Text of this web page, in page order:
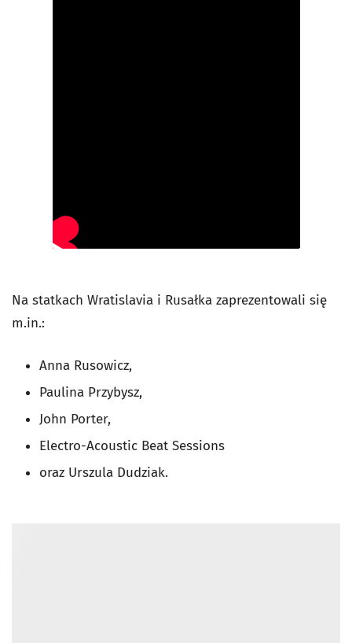
Na statkach Wratislavia i Rusałka zaprezentowali się
m.in.:
Anna Rusowicz,
Paulina Przybysz,
John Porter,
Electro-Acoustic Beat Sessions
oraz Urszula Dudziak.